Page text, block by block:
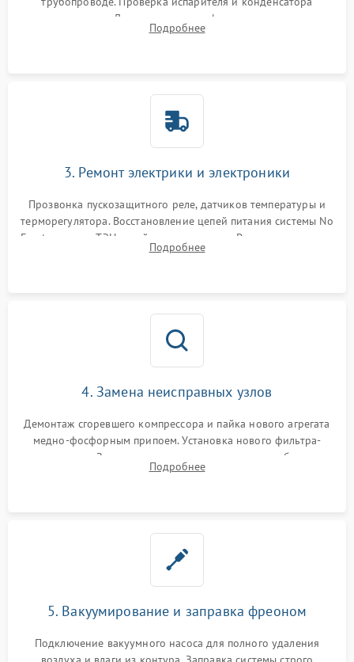
течеискателем. Демонтаж старого фильтра-осушителя и
продувка капиллярной трубки для устранения засоров.
Подробнее
3. Ремонт электрики и электроники
Прозвонка пускозащитного реле, датчиков температуры и
терморегулятора. Восстановление цепей питания системы No
Frost, включая ТЭН оттайки и вентилятор. Ремонт или замена
платы управления при сбоях алгоритмов.
Подробнее
4. Замена неисправных узлов
Демонтаж сгоревшего компрессора и пайка нового агрегата
медно-фосфорным припоем. Установка нового фильтра-
осушителя. Замена изношенных вентиляторов обдува,
сломанных заслонок или поврежденных дверных петель.
Подробнее
5. Вакуумирование и заправка фреоном
Подключение вакуумного насоса для полного удаления